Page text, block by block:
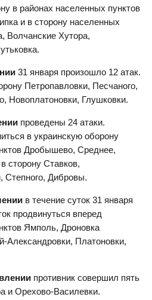
в районах населенных пунктов
и в сторону населенных
Волчанские Хутора,
31 января произошло 12 атак.
Петропавловки, Песчаного,
Новоплатоновки, Глушковки.
проведены 24 атаки.
в украинскую оборону
Дробышево, Среднее,
сторону Ставков,
Степного, Дибровы.
в течение суток 31 января
продвинуться вперед
Ямполь, Дроновка
Александровки, Платоновки,
противник совершил пять
и Орехово-Василевки.